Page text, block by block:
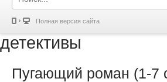
Полная версия сайта
детективы
Пугающий роман (1-7